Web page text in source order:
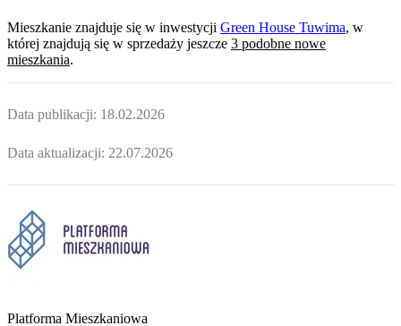
Mieszkanie znajduje się w inwestycji Green House Tuwima, w
której znajdują się w sprzedaży jeszcze 3 podobne nowe
mieszkania.
Data publikacji: 18.02.2026
Data aktualizacji: 22.07.2026
Platforma Mieszkaniowa